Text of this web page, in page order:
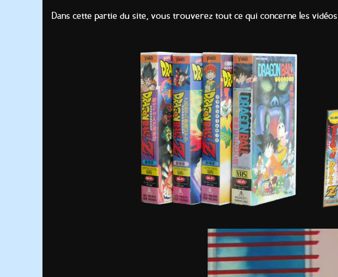
Dans cette partie du site, vous trouverez tout ce qui concerne les